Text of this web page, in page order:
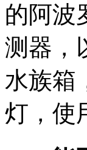
的阿波
测器，
水族箱
灯，使